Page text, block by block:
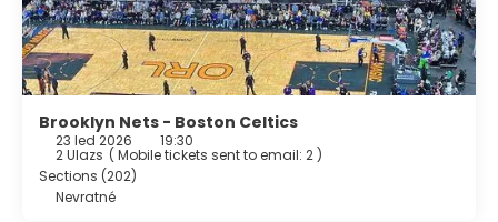
Featured amenities include express check-out, dry
cleaning/laundry services, and a 24-hour front desk.
Brooklyn Nets - Boston Celtics
23 led 2026 19:30
2 Ulazs ( Mobile tickets sent to email: 2 )
Sections (202)
Nevratné